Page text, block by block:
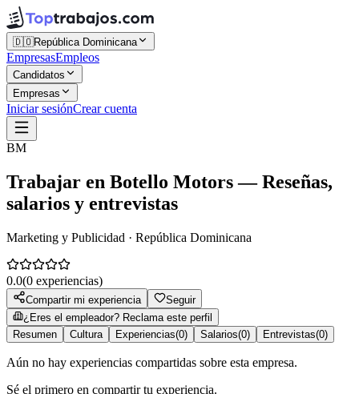
🇩🇴República Dominicana
EmpresasEmpleos
Candidatos
Empresas
Iniciar sesiónCrear cuenta
BM
Trabajar en Botello Motors— Reseñas,
salarios y entrevistas
Marketing y Publicidad · República Dominicana
0.0(0 experiencias)
Compartir mi experiencia
Seguir
¿Eres el empleador? Reclama este perfil
Resumen
Cultura Experiencias(0) Salarios(0) Entrevistas(0)
Aún no hay experiencias compartidas sobre esta empresa.
Sé el primero en compartir tu experiencia.